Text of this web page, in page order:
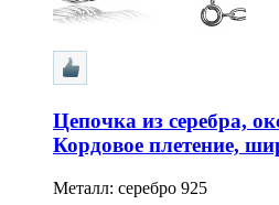
Цепочка из серебра,
Кордовое плетение,
Металл: серебро 925